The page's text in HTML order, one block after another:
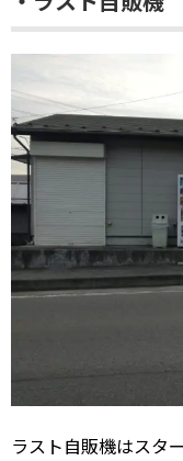
ラスト自販機はスタ